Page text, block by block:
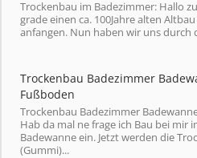
Trockenbau im Badezimmer: Hallo
grade einen ca. 100Jahre alten
anfangen. Nun haben wir uns durch
Trockenbau Badezimmer
Fußboden
Trockenbau Badezimmer
Hab da mal ne frage ich Bau bei mir
Badewanne ein. Jetzt werden die
(Gummi)...